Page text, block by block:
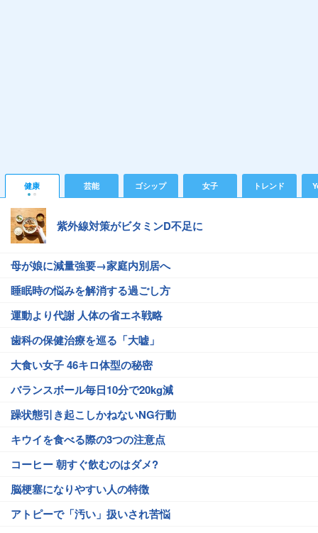
健康 芸能 ゴシップ 女子 トレンド
紫外線対策がビタミンD不足に
母が娘に減量強要→家庭内別居へ
睡眠時の悩みを解消する過ごし方
運動より代謝 人体の省エネ戦略
歯科の保健治療を巡る「大嘘」
大食い女子 46キロ体型の秘密
バランスボール毎日10分で20kg減
躁状態引き起こしかねないNG行動
キウイを食べる際の3つの注意点
コーヒー 朝すぐ飲むのはダメ?
脳梗塞になりやすい人の特徴
アトピーで「汚い」扱いされ苦悩